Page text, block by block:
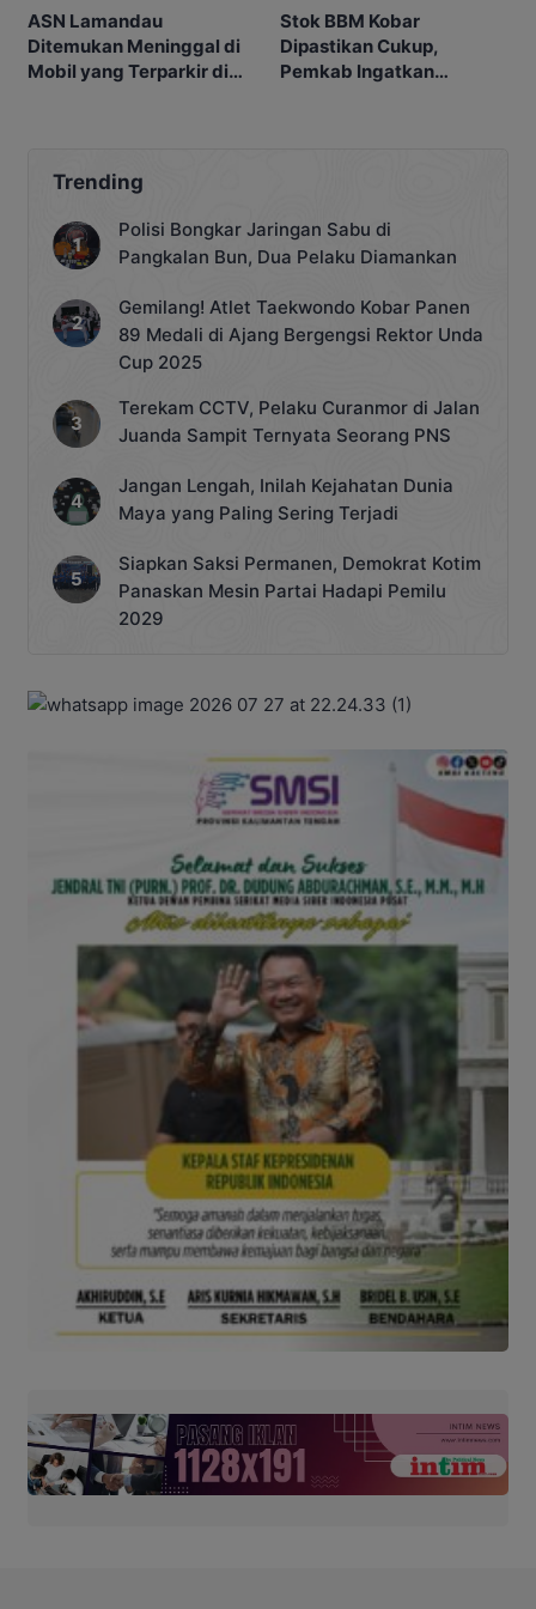
ASN Lamandau
Ditemukan Meninggal di
Mobil yang Terparkir di
Stok BBM Kobar
Dipastikan Cukup,
Pemkab Ingatkan
Trending
Polisi Bongkar Jaringan Sabu di
Pangkalan Bun, Dua Pelaku Diamankan
Gemilang! Atlet Taekwondo Kobar Panen
89 Medali di Ajang Bergengsi Rektor Unda
Cup 2025
Terekam CCTV, Pelaku Curanmor di Jalan
Juanda Sampit Ternyata Seorang PNS
Jangan Lengah, Inilah Kejahatan Dunia
Maya yang Paling Sering Terjadi
Siapkan Saksi Permanen, Demokrat Kotim
Panaskan Mesin Partai Hadapi Pemilu
2029